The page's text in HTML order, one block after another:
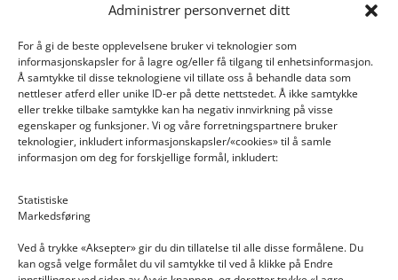
Administrer personvernet ditt
For å gi de beste opplevelsene bruker vi teknologier som
informasjonskapsler for å lagre og/eller få tilgang til enhetsinformasjon.
Å samtykke til disse teknologiene vil tillate oss å behandle data som
nettleser atferd eller unike ID-er på dette nettstedet. Å ikke samtykke
eller trekke tilbake samtykke kan ha negativ innvirkning på visse
egenskaper og funksjoner. Vi og våre forretningspartnere bruker
teknologier, inkludert informasjonskapsler/«cookies» til å samle
informasjon om deg for forskjellige formål, inkludert:
Statistiske
Markedsføring
Ved å trykke «Aksepter» gir du din tillatelse til alle disse formålene. Du
kan også velge formålet du vil samtykke til ved å klikke på Endre